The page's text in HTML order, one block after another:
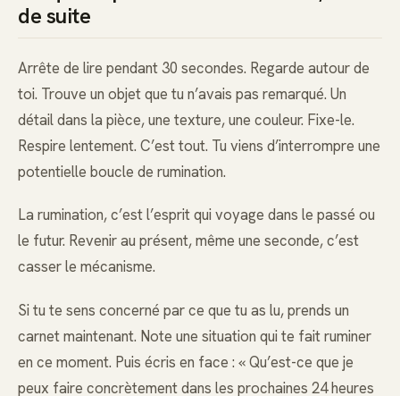
de suite
Arrête de lire pendant 30 secondes. Regarde autour de
toi. Trouve un objet que tu n’avais pas remarqué. Un
détail dans la pièce, une texture, une couleur. Fixe-le.
Respire lentement. C’est tout. Tu viens d’interrompre une
potentielle boucle de rumination.
La rumination, c’est l’esprit qui voyage dans le passé ou
le futur. Revenir au présent, même une seconde, c’est
casser le mécanisme.
Si tu te sens concerné par ce que tu as lu, prends un
carnet maintenant. Note une situation qui te fait ruminer
en ce moment. Puis écris en face : « Qu’est-ce que je
peux faire concrètement dans les prochaines 24 heures